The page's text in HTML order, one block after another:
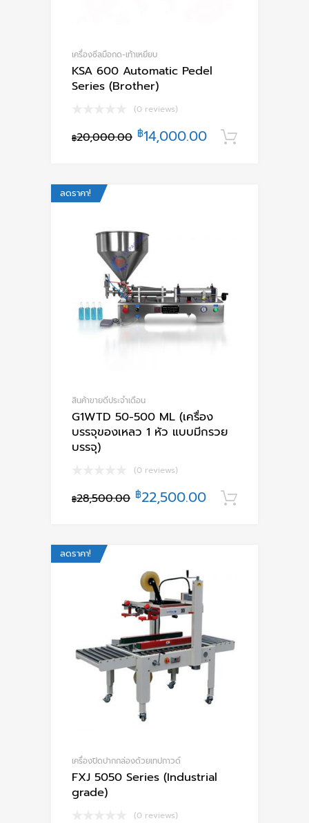
เครื่องซีลมือกด-เท้าเหยียบ
KSA 600 Automatic Pedel
Series (Brother)
(0 reviews)
฿20,000.00 ฿14,000.00
ลดราคา!
สินค้าขายดีประจำเดือน
G1WTD 50-500 ML (เครื่อง
บรรจุของเหลว 1 หัว แบบมีกรวย
บรรจุ)
(0 reviews)
฿28,500.00 ฿22,500.00
ลดราคา!
เครื่องปิดปากกล่องด้วยเทปกาวด์
FXJ 5050 Series (Industrial
grade)
(0 reviews)